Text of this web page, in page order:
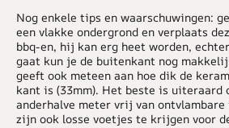
Nog enkele tips en waarschuwingen:
een vlakke ondergrond en verplaats
bbq-en, hij kan erg heet worden,
gaat kun je de buitenkant nog
geeft ook meteen aan hoe dik de
kant is (33mm). Het beste is uiteraard
anderhalve meter vrij van
zijn ook losse voetjes te krijgen voor